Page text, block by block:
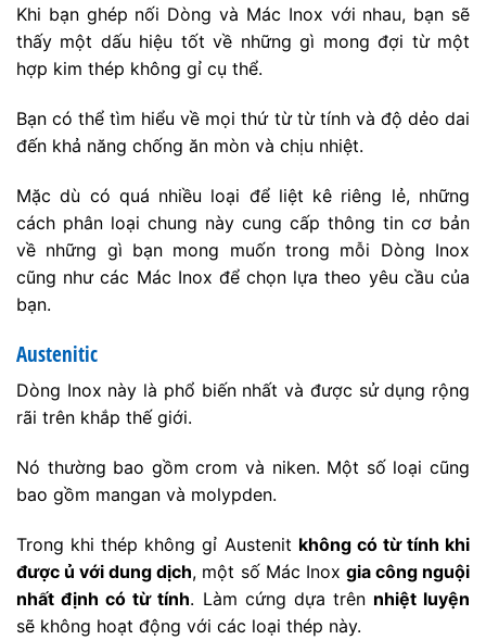
Khi bạn ghép nối Dòng và Mác Inox với nhau, bạn sẽ
thấy một dấu hiệu tốt về những gì mong đợi từ một
hợp kim thép không gỉ cụ thể.
Bạn có thể tìm hiểu về mọi thứ từ từ tính và độ dẻo dai
đến khả năng chống ăn mòn và chịu nhiệt.
Mặc dù có quá nhiều loại để liệt kê riêng lẻ, những
cách phân loại chung này cung cấp thông tin cơ bản
về những gì bạn mong muốn trong mỗi Dòng Inox
cũng như các Mác Inox để chọn lựa theo yêu cầu của
bạn.
Austenitic
Dòng Inox này là phổ biến nhất và được sử dụng rộng
rãi trên khắp thế giới.
Nó thường bao gồm crom và niken. Một số loại cũng
bao gồm mangan và molypden.
Trong khi thép không gỉ Austenit không có từ tính khi
được ủ với dung dịch, một số Mác Inox gia công nguội
nhất định có từ tính. Làm cứng dựa trên nhiệt luyện
sẽ không hoạt động với các loại thép này.